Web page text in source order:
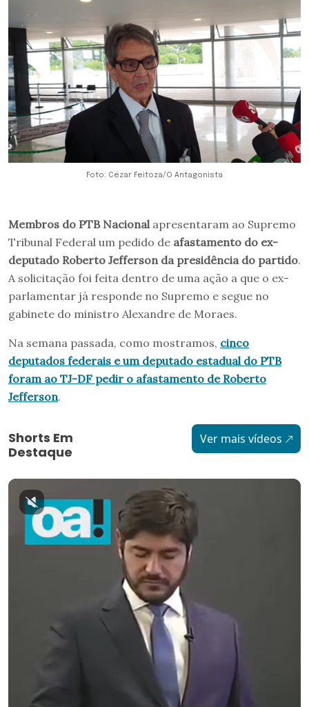
Foto: Cézar Feitoza/O Antagonista
Membros do PTB Nacional apresentaram ao Supremo
Tribunal Federal um pedido de afastamento do ex-
deputado Roberto Jefferson da presidência do partido.
A solicitação foi feita dentro de uma ação a que o ex-
parlamentar já responde no Supremo e segue no
gabinete do ministro Alexandre de Moraes.
Na semana passada, como mostramos, cinco
deputados federais e um deputado estadual do PTB
foram ao TJ-DF pedir o afastamento de Roberto
Jefferson.
Shorts Em
Destaque
Ver mais vídeos